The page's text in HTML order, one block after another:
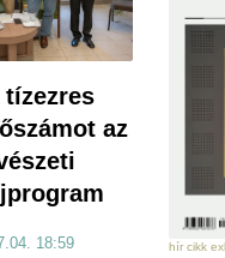
tízezres
az
18:59 hír cikk